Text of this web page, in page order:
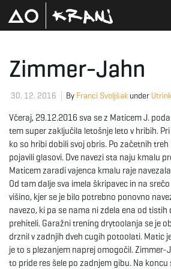
Zimmer-Jahn
30. 12. 2016 By Franci Svoljšak under
Včeraj, 29.12.2016 sva se z Maticem J.
tem super zaključila letošnje leto v hribih.
ko so hribi dobili svoj obris. Po začetnih
pojavili glasovi. Dve navezi sta naju kmalu
Maticem zaradi vajenca kmalu raje
Od tam dalje sva imela škripavec in na
višino, kjer se je bilo potrebno ponovno
navezo, ki pa se nama ni zdela ena od tistih
prehiteli. Garažni trening drytoolanja se je
drznil v zadnjih dveh cugih potoolati. Matic
je to s plezanjem naprej omogočil. Zimmer-
to pride res šele po zadnjem gibu. Na koncu